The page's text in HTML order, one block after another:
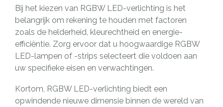
Bij het kiezen van RGBW LED-verlichting is het
belangrijk om rekening te houden met factoren
zoals de helderheid, kleurechtheid en energie-
efficiëntie. Zorg ervoor dat u hoogwaardige RGBW
LED-lampen of -strips selecteert die voldoen aan
uw specifieke eisen en verwachtingen.
Kortom, RGBW LED-verlichting biedt een
opwindende nieuwe dimensie binnen de wereld van